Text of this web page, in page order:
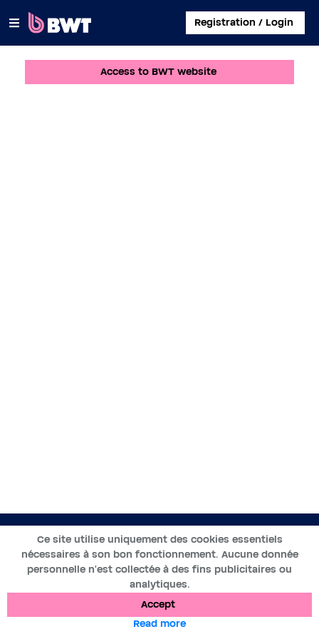
Registration / Login
×
Access to BWT website
EN
2019-2025 ©BWT by Wess Soft - All rights reserved
Data protectionCookiesLegal notices
Accept
Ce site utilise uniquement des cookies essentiels
nécessaires à son bon fonctionnement. Aucune donnée
personnelle n’est collectée à des fins publicitaires ou
analytiques.
Read more